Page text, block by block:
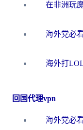
回国代理vpn